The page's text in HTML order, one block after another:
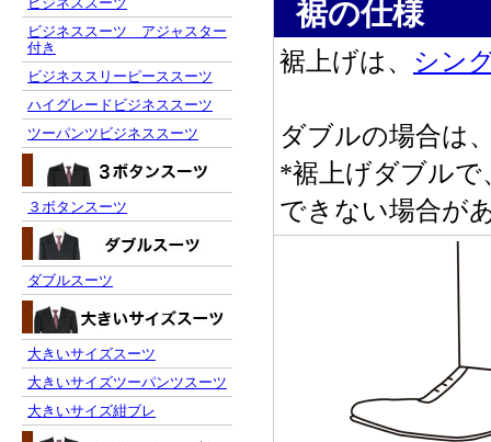
ビジネススーツ アジャスター
付き
ビジネススリーピーススーツ
ハイグレードビジネススーツ
ツーパンツビジネススーツ
３ボタンスーツ
ダブルスーツ
大きいサイズスーツ
大きいサイズツーパンツスーツ
大きいサイズ紺ブレ
裾の仕様
裾上げは、 シン
ダブルの場合は
*裾上げダブルで
できない場合が